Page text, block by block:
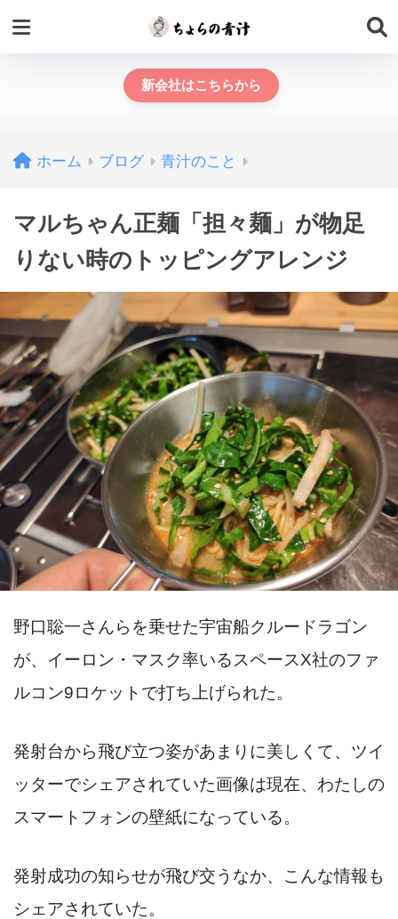
新会社はこちらから
ホーム ブログ 青汁のこと
マルちゃん正麺「担々麺」が物足
りない時のトッピングアレンジ
野口聡一さんらを乗せた宇宙船クルードラゴン
が、イーロン・マスク率いるスペースX社のファ
ルコン9ロケットで打ち上げられた。
発射台から飛び立つ姿があまりに美しくて、ツイ
ッターでシェアされていた画像は現在、わたしの
スマートフォンの壁紙になっている。
発射成功の知らせが飛び交うなか、こんな情報も
シェアされていた。